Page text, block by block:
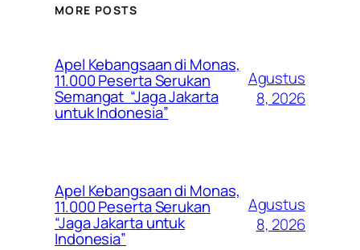
MORE POSTS
Apel Kebangsaan di Monas,
11.000 Peserta Serukan
Semangat “Jaga Jakarta
untuk Indonesia”
Agustus
8, 2026
Apel Kebangsaan di Monas,
11.000 Peserta Serukan
“Jaga Jakarta untuk
Indonesia”
Agustus
8, 2026